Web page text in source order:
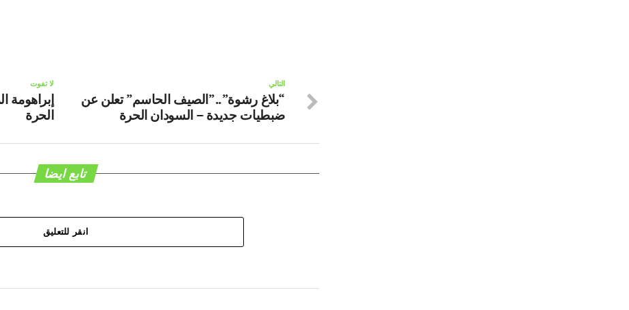
التالي
“بلاغ رشوة”..”الصيف الحاسم” تعلن عن
ضبطيات جديدة – السودان الحرة
لا تفوت
إبراهومة
الحرة
تابع ايضا
انقر للتعليق